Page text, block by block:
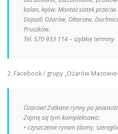
kolan, lejów. Montaż siatek przeciw
Dojazd: Ożarów, Ołtarzew,
Pruszków.
Tel. 570 933 114 – szybkie terminy
2. Facebook / grupy „Ożarów
Ożarów! Zatkane rynny po jesieni/
Zajmę się tym kompleksowo:
• czyszczenie rynien (domy,